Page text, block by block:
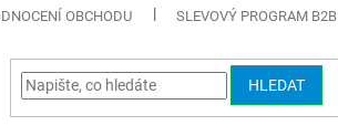
OBCHODU SLEVOVÝ PROGRAM B2B
HLEDAT